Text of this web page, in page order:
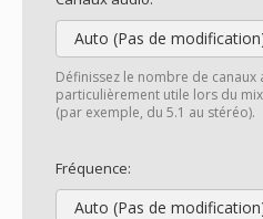
Auto (Pas de
Définissez le nombre de canaux
particulièrement utile lors du
(par exemple, du 5.1 au stéréo).
Fréquence:
Auto (Pas de